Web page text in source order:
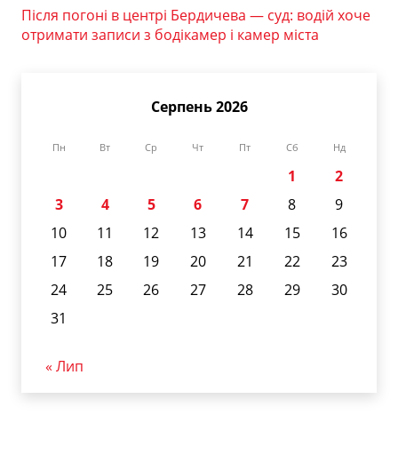
Після погоні в центрі Бердичева — суд: водій хоче
отримати записи з бодікамер і камер міста
Серпень 2026
Пн Вт Ср Чт Пт Сб Нд
1
2
3
4 5 6 7 8
9
10
11 12 13 14 15
16
17
18 19 20 21 22
23
24
25 26 27 28 29
30
31
« Лип